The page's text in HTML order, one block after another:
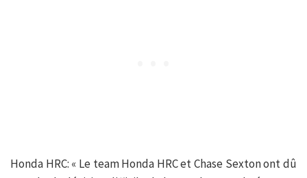
Honda HRC: « Le team Honda HRC et Chase Sexton ont dû